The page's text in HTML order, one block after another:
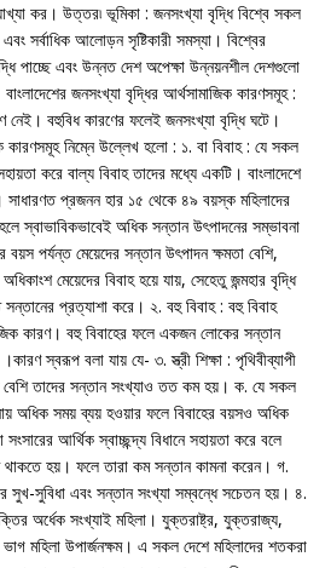
কর। উত্তর৷ ভূমিকা : জনসংখ্যা বৃদ্ধি বিশ্বে সকল
সর্বাধিক আলোড়ন সৃষ্টিকারী সমস্যা। বিশ্বের
পাচ্ছে এবং উন্নত দেশ অপেক্ষা উন্নয়নশীল দেশগুলো
জনসংখ্যা বৃদ্ধির আর্থসামাজিক কারণসমূহ :
বহুবিধ কারণের ফলেই জনসংখ্যা বৃদ্ধি ঘটে।
কারণসমূহ নিম্নে উল্লেখ হলো : ১. বা বিবাহ : যে সকল
করে বাল্য বিবাহ তাদের মধ্যে একটি। বাংলাদেশে
প্রজনন হার ১৫ থেকে ৪৯ বয়স্ক মহিলাদের
স্বাভাবিকভাবেই অধিক সন্তান উৎপাদনের সম্ভাবনা
পর্যন্ত মেয়েদের সন্তান উৎপাদন ক্ষমতা বেশি,
মেয়েদের বিবাহ হয়ে যায়, সেহেতু জন্মহার বৃদ্ধি
প্রত্যাশা করে। ২. বহু বিবাহ : বহু বিবাহ
কারণ। বহু বিবাহের ফলে একজন লোকের সন্তান
স্বরূপ বলা যায় যে- ৩. স্ত্রী শিক্ষা : পৃথিবীব্যাপী
বেশি তাদের সন্তান সংখ্যাও তত কম হয়। ক. যে সকল
অধিক সময় ব্যয় হওয়ার ফলে বিবাহের বয়সও অধিক
আর্থিক স্বাচ্ছন্দ্য বিধানে সহায়তা করে বলে
থাকতে হয়। ফলে তারা কম সন্তান কামনা করেন। গ.
সুখ-সুবিধা এবং সন্তান সংখ্যা সম্বন্ধে সচেতন হয়। ৪.
অর্ধেক সংখ্যাই মহিলা। যুক্তরাষ্ট্র, যুক্তরাজ্য,
ভাগ মহিলা উপার্জনক্ষম। এ সকল দেশে মহিলাদের শতকরা